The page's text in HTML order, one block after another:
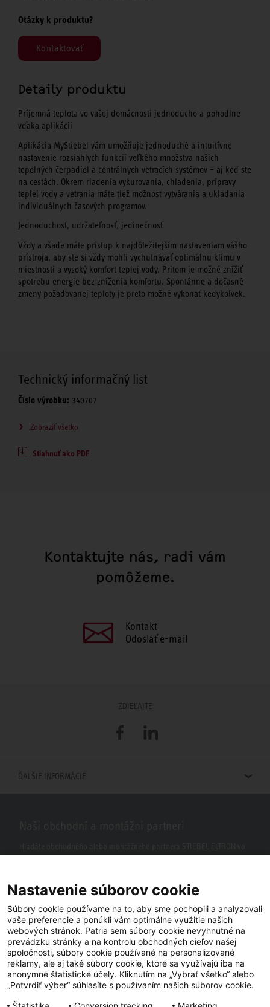
Otázky k produktu?
Kontaktovať
Detaily produktu
Príjemná teplota vo vašej domácnosti jednoducho a pohodlne
vďaka aplikácii
Aplikácia MyStiebel vám umožňuje jednoduché a intuitívne
nastavenie rozsiahlych funkcií veľkého množstva našich
tepelných čerpadiel a centrálnych vetracích systémov – aj keď ste
na cestách. Okrem riadenia vykurovania, chladenia, prípravy
teplej vody a vetrania máte tiež možnosť vytvárania a ukladania
individuálnych časových programov.
Jednoduchosť, udržateľnosť, jedinečnosť
Vždy a všade máte prístup k najdôležitejším nastaveniam vášho
prístroja, aby ste si vždy mohli vychutnávať optimálnu klímu v
miestnosti a vysoký komfort teplej vody. Pritom je možné znížiť
spotrebu energie bez zníženia komfortu. Spontánne a dočasné
zmeny požadovanej teploty je preto možné vykonať kedykoľvek.
Technický informačný list
Číslo výrobku: 340707
Zobraziť všetko
Stiahnuť ako PDF
Kontaktujte nás, radi vám
pomôžeme.
Kontakt
Odoslať e-mail
ZDIEĽAJTE
FacebookLinkedIn
ĎALŠIE INFORMÁCIE
Facebook YouTube LinkedIn
Nastavenie súborov cookie
Súbory cookie používame na to, aby sme pochopili a analyzovali
vaše preferencie a ponúkli vám optimálne využitie našich
webových stránok. Patria sem súbory cookie nevyhnutné na
prevádzku stránky a na kontrolu obchodných cieľov našej
spoločnosti, súbory cookie používané na personalizované
reklamy, ale aj také súbory cookie, ktoré sa využívajú iba na
anonymné štatistické účely. Kliknutím na „Vybrať všetko“ alebo
„Potvrdiť výber“ súhlasíte s používaním našich súborov cookie.